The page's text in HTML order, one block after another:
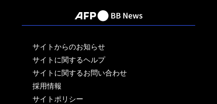
サイトからのお知らせ
サイトに関するヘルプ
サイトに関するお問い合わせ
採用情報
サイトポリシー